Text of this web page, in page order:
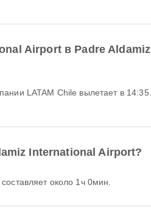
Airport в Padre Aldamiz
International Airport?
около 1ч 0мин.